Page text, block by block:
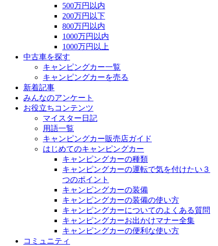
500万円以内
200万円以下
800万円以内
1000万円以内
1000万円以上
中古車を探す
キャンピングカー一覧
キャンピングカーを売る
新着記事
みんなのアンケート
お役立ちコンテンツ
マイスター日記
用語一覧
キャンピングカー販売店ガイド
はじめてのキャンピングカー
キャンピングカーの種類
キャンピングカーの運転で気を付けたい３
つのポイント
キャンピングカーの装備
キャンピングカーの装備の使い方
キャンピングカーについてのよくある質問
キャンピングカーお出かけマナー全集
キャンピングカーの便利な使い方
コミュニティ